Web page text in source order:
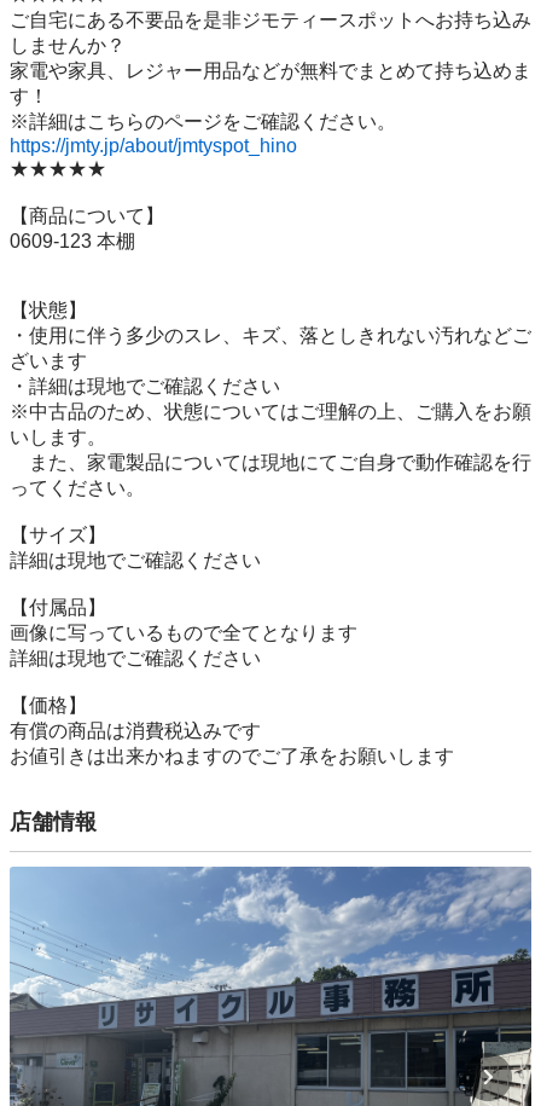
ご自宅にある不要品を是非ジモティースポットへお持ち込み
しませんか？
家電や家具、レジャー用品などが無料でまとめて持ち込めま
す！
https://jmty.jp/about/jmtyspot_hino
★★★★★
【商品について】
0609-123 本棚
【状態】
・使用に伴う多少のスレ、キズ、落としきれない汚れなどご
ざいます
・詳細は現地でご確認ください
※中古品のため、状態についてはご理解の上、ご購入をお願
いします。
また、家電製品については現地にてご自身で動作確認を行
ってください。
【サイズ】
詳細は現地でご確認ください
【付属品】
画像に写っているもので全てとなります
詳細は現地でご確認ください
【価格】
有償の商品は消費税込みです
お値引きは出来かねますのでご了承をお願いします
店舗情報